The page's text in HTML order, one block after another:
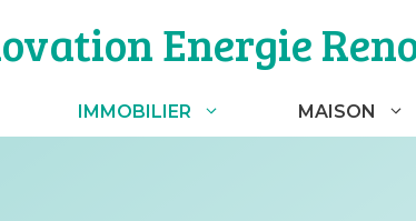
Energie
IMMOBILIER MAISON